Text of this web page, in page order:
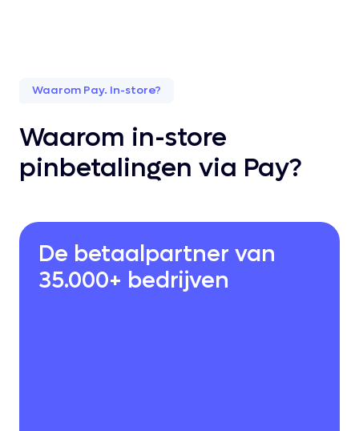
Waarom Pay. In-store?
Waarom in-store
pinbetalingen via Pay?
De betaalpartner van
35.000+ bedrijven